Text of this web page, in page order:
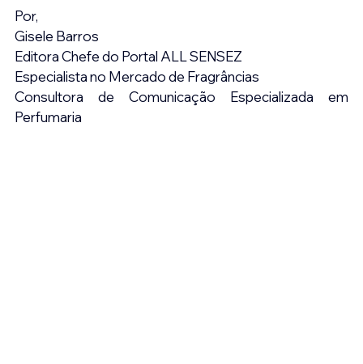
Por,
Gisele Barros
Editora Chefe do Portal ALL SENSEZ
Especialista no Mercado de Fragrâncias
Consultora de Comunicação Especializada em
Perfumaria